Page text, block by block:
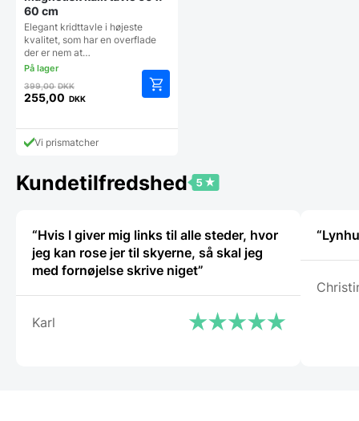
60 cm
Elegant kridttavle i højeste
kvalitet, som har en overflade
der er nem at…
399,00DKKDen
oprindelige
var:
399,00 DKK.
255,00 DKK
aktuelle
prisVi prismatcher
Kundetilfredshed
“Hvis I giver mig links til alle steder, hvor
jeg kan rose jer til skyerne, så skal jeg
med fornøjelse skrive niget”
Karl